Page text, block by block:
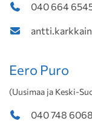
040 664
Eero Puro
(Uusimaa ja Keski-
040 748 6068